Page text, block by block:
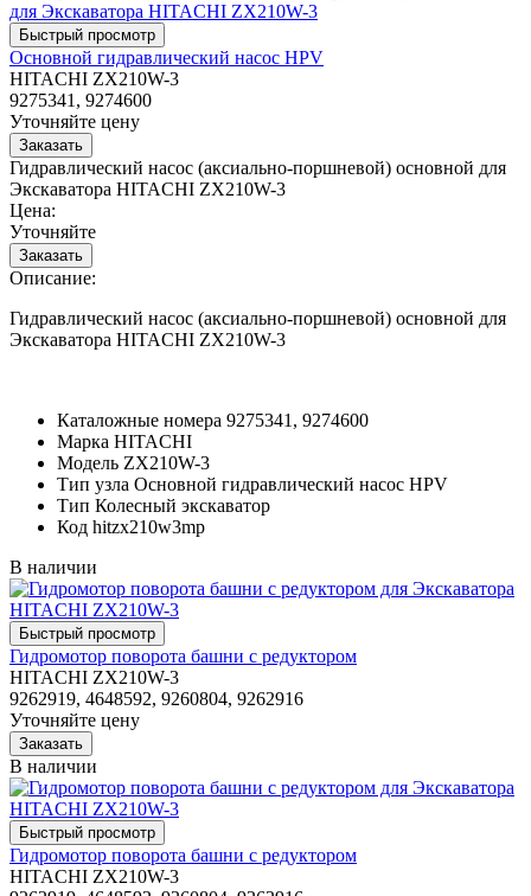
Основной гидравлический насос HPV
HITACHI ZX210W-3
9275341, 9274600
Уточняйте цену
Гидравлический насос (аксиально-поршневой) основной для
Экскаватора HITACHI ZX210W-3
Цена:
Уточняйте
Описание:
Гидравлический насос (аксиально-поршневой) основной для
Экскаватора HITACHI ZX210W-3
Каталожные номера 9275341, 9274600
Марка HITACHI
Модель ZX210W-3
Тип узла Основной гидравлический насос HPV
Тип Колесный экскаватор
Код hitzx210w3mp
В наличии
Гидромотор поворота башни с редуктором
HITACHI ZX210W-3
9262919, 4648592, 9260804, 9262916
Уточняйте цену
В наличии
Гидромотор поворота башни с редуктором
HITACHI ZX210W-3